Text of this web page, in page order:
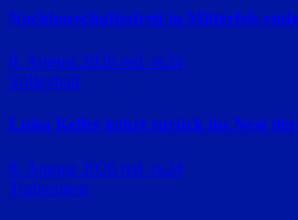
Nachbarschaftsstreit in Mitterfels
9. August 2026 red_ra24
Volleyball
Luisa Keller kehrt zurück ins Nest
8. August 2026 red_ra24
Trabrennen